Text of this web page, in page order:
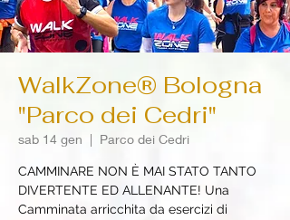
WalkZone® Bologna
"Parco dei Cedri"
sab 14 gen
  |
Parco dei Cedri
CAMMINARE NON È MAI STATO TANTO
DIVERTENTE ED ALLENANTE! Una
Camminata arricchita da esercizi di